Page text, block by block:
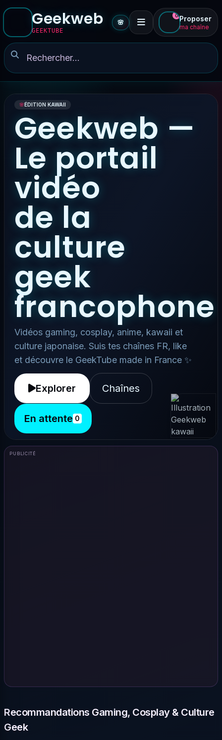
Geekweb
GEEKTUBE
🌸
0 Proposer
ma chaîne
🌸ÉDITION KAWAII
Geekweb —
Le portail
vidéo
de la
culture
geek
francophone
Vidéos gaming, cosplay, anime, kawaii et
culture japonaise. Suis tes chaînes FR, like
et découvre le GeekTube made in France ✨
Explorer Chaînes
En attente 0
PUBLICITÉ
Recommandations Gaming, Cosplay & Culture
Geek